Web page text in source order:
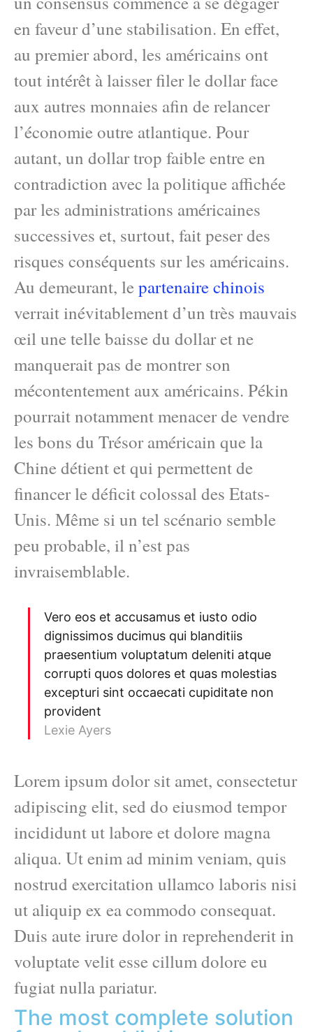
en faveur d’une stabilisation. En effet,
au premier abord, les américains ont
tout intérêt à laisser filer le dollar face
aux autres monnaies afin de relancer
l’économie outre atlantique. Pour
autant, un dollar trop faible entre en
contradiction avec la politique affichée
par les administrations américaines
successives et, surtout, fait peser des
risques conséquents sur les américains.
Au demeurant, lepartenaire chinois
verrait inévitablement d’un très mauvais
œil une telle baisse du dollar et ne
manquerait pas de montrer son
mécontentement aux américains. Pékin
pourrait notamment menacer de vendre
les bons du Trésor américain que la
Chine détient et qui permettent de
financer le déficit colossal des Etats-
Unis. Même si un tel scénario semble
peu probable, il n’est pas
invraisemblable.
Vero eos et accusamus et iusto odio
dignissimos ducimus qui blanditiis
praesentium voluptatum deleniti atque
corrupti quos dolores et quas molestias
excepturi sint occaecati cupiditate non
provident
Lexie Ayers
Lorem ipsum dolor sit amet, consectetur
adipiscing elit, sed do eiusmod tempor
incididunt ut labore et dolore magna
aliqua. Ut enim ad minim veniam, quis
nostrud exercitation ullamco laboris nisi
ut aliquip ex ea commodo consequat.
Duis aute irure dolor in reprehenderit in
voluptate velit esse cillum dolore eu
fugiat nulla pariatur.
The most complete solution